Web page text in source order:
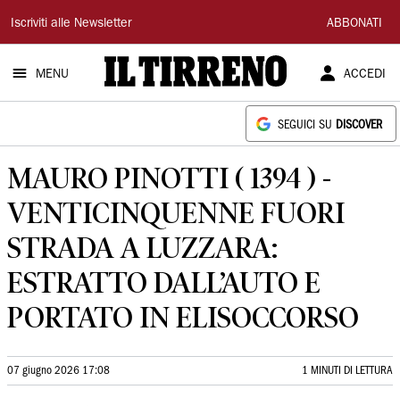
Il
Tirreno
Iscriviti alle Newsletter ABBONATI
MENU ACCEDI
SEGUICI SU DISCOVER
MAURO PINOTTI ( 1394 ) -
VENTICINQUENNE FUORI
STRADA A LUZZARA:
ESTRATTO DALL’AUTO E
PORTATO IN ELISOCCORSO
07 giugno 2026 17:08 1 MINUTI DI LETTURA